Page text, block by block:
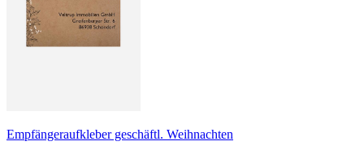
Empfängeraufkleber geschäftl. Weihnachten